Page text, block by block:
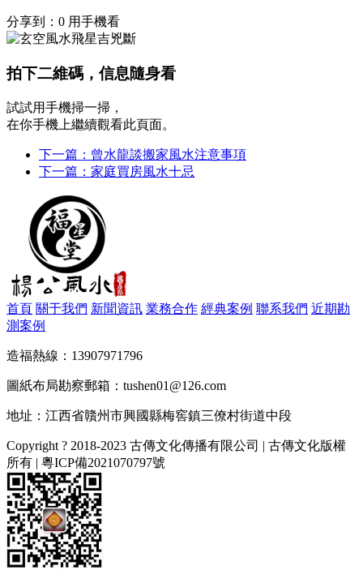
分享到： 0 用手機看
拍下二維碼，信息隨身看
試試用手機掃一掃，
在你手機上繼續觀看此頁面。
下一篇：曾水龍談搬家風水注意事項
下一篇：家庭買房風水十忌
首頁 關于我們 新聞資訊 業務合作 經典案例 聯系我們 近期勘
測案例
造福熱線：13907971796
圖紙布局勘察郵箱：tushen01@126.com
地址：江西省贛州市興國縣梅窖鎮三僚村街道中段
Copyright ? 2018-2023 古傳文化傳播有限公司 | 古傳文化版權
所有 | 粵ICP備2021070797號